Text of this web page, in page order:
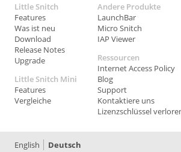
Little Snitch
Features
Was ist neu
Download
Release Notes
Upgrade
Little Snitch Mini
Features
Vergleiche
Andere Produkte
LaunchBar
Micro Snitch
IAP Viewer
Ressourcen
Internet Access Policy
Blog
Support
Kontaktiere uns
Lizenzschlüssel
English Deutsch